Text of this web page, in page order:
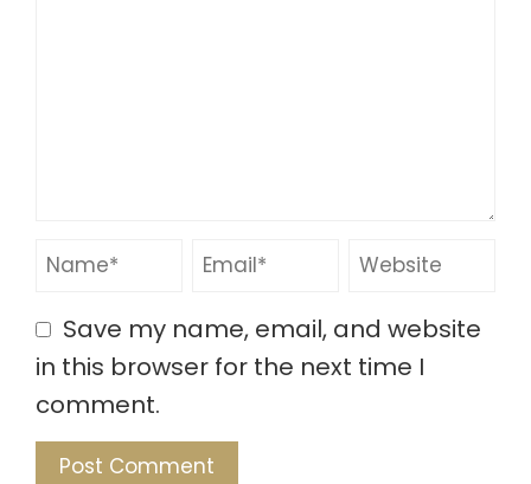
Save my name, email, and website
in this browser for the next time I
comment.